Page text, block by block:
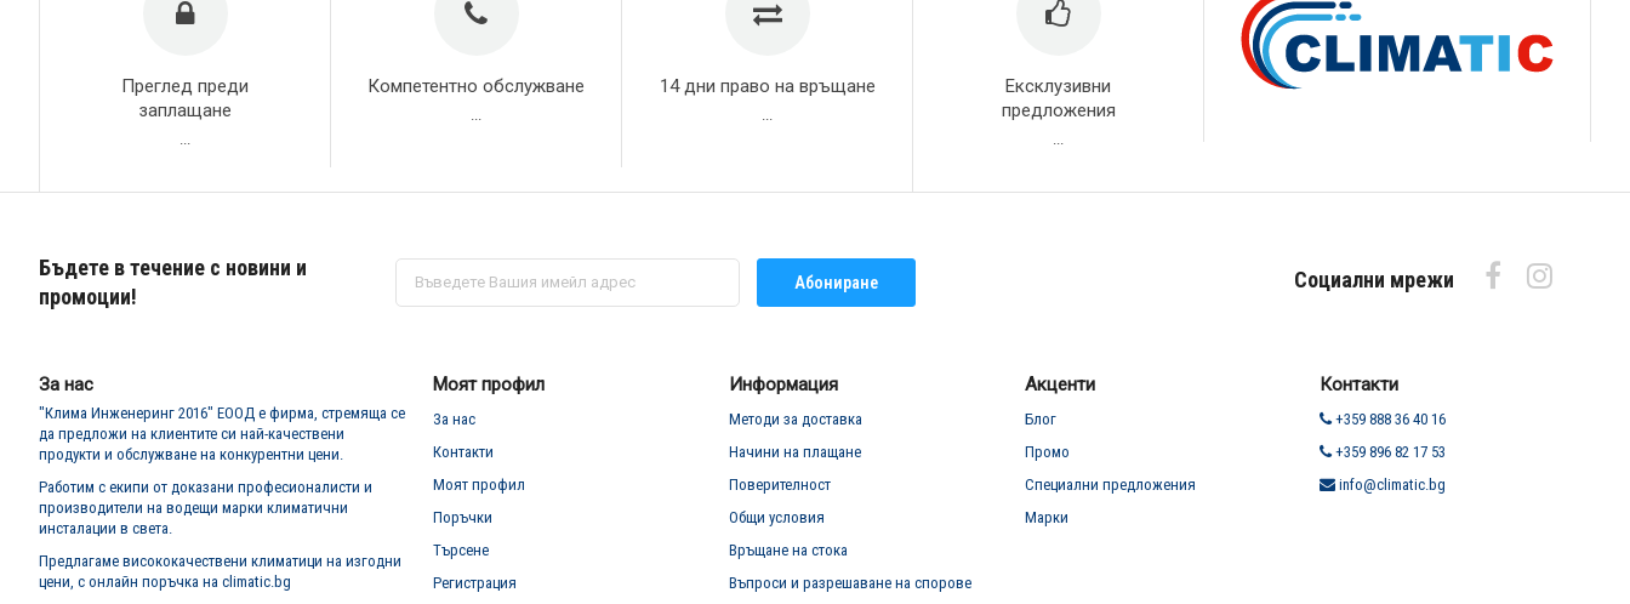
Преглед преди
заплащане
Компетентно обслужване 14 дни право на връщане
Ексклузивни
предложения
Бъдете в течение с новини и
промоции!
Абонирай
за
Абониране Социални мрежи
За нас
"Клима Инженеринг 2016" ЕООД е фирма, стремяща се
да предложи на клиентите си най-качествени
продукти и обслужване на конкурентни цени.
Работим с екипи от доказани професионалисти и
производители на водещи марки климатични
инсталации в света.
Предлагаме висококачествени климатици на изгодни
цени, с онлайн поръчка на climatic.bg
Моят профил
За нас
Контакти
Моят профил
Поръчки
Търсене
Регистрация
Информация
Методи за доставка
Начини на плащане
Поверителност
Общи условия
Връщане на стока
Въпроси и разрешаване на спорове
Акценти
Блог
Промо
Специални предложения
Марки
Контакти
+359 888 36 40 16
+359 896 82 17 53
info@climatic.bg